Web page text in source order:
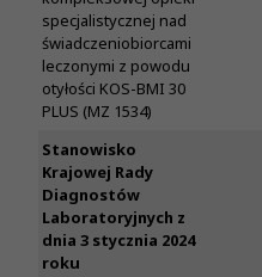
specjalistycznej nad
świadczeniobiorcami
leczonymi z powodu
otyłości KOS-BMI 30
PLUS (MZ 1534)
Stanowisko
Krajowej Rady
Diagnostów
Laboratoryjnych z
dnia 3 stycznia 2024
roku